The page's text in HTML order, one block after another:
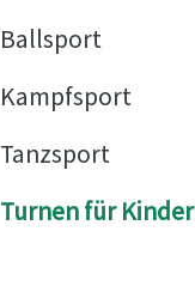
Ballsport
Kampfsport
Tanzsport
Turnen für Kinder